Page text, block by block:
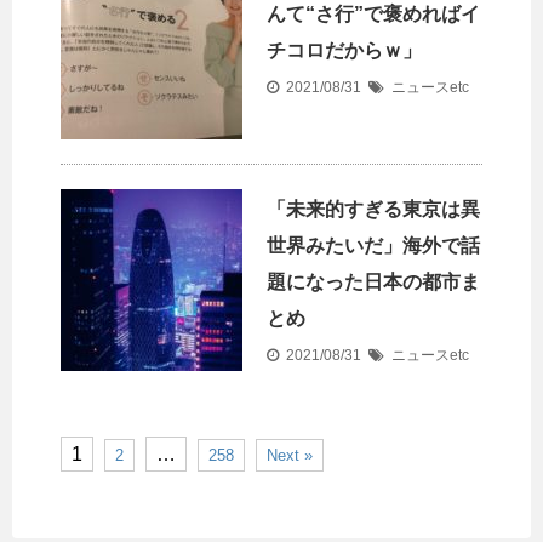
んて“さ行”で褒めればイ
チコロだからｗ」
2021/08/31 ニュースetc
「未来的すぎる東京は異
世界みたいだ」海外で話
題になった日本の都市ま
とめ
2021/08/31 ニュースetc
1 2 … 258 Next »